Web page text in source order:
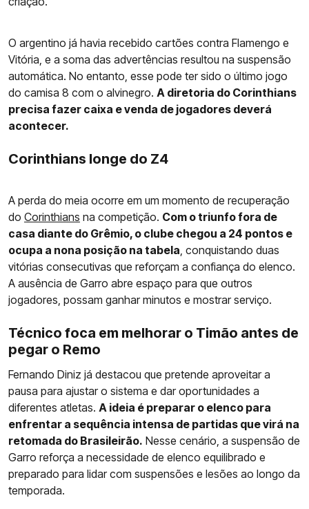
O argentino já havia recebido cartões contra Flamengo e
Vitória, e a soma das advertências resultou na suspensão
automática. No entanto, esse pode ter sido o último jogo
do camisa 8 com o alvinegro. A diretoria do Corinthians
precisa fazer caixa e venda de jogadores deverá
acontecer.
Corinthians longe do Z4
A perda do meia ocorre em um momento de recuperação
do Corinthians na competição. Com o triunfo fora de
casa diante do Grêmio, o clube chegou a 24 pontos e
ocupa a nona posição na tabela , conquistando duas
vitórias consecutivas que reforçam a confiança do elenco.
A ausência de Garro abre espaço para que outros
jogadores, possam ganhar minutos e mostrar serviço.
Técnico foca em melhorar o Timão antes de
pegar o Remo
Fernando Diniz já destacou que pretende aproveitar a
pausa para ajustar o sistema e dar oportunidades a
diferentes atletas. A ideia é preparar o elenco para
enfrentar a sequência intensa de partidas que virá na
retomada do Brasileirão. Nesse cenário, a suspensão de
Garro reforça a necessidade de elenco equilibrado e
preparado para lidar com suspensões e lesões ao longo da
temporada.